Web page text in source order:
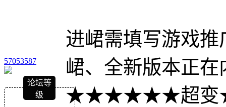
57053587
论坛等
级
进峮需填写游戏推
峮、全新版本正在
★★★★★★超变